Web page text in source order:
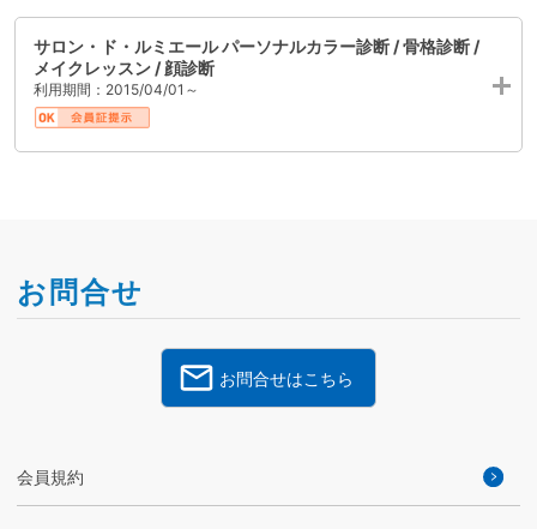
サロン・ド・ルミエール パーソナルカラー診断 / 骨格診断 /
メイクレッスン / 顔診断
利用期間：2015/04/01～
お問合せ
お問合せはこちら
会員規約